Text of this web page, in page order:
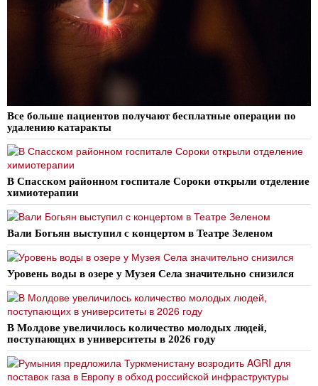
Все больше пациентов получают бесплатные операции по
удалению катаракты
В Спасском районном госпитале Сороки открыли отделение
химиотерапии
Вали Богьян выступил с концертом в Театре Зеленом
Уровень воды в озере у Музея Села значительно снизился
В Молдове увеличилось количество молодых людей,
поступающих в университеты в 2026 году